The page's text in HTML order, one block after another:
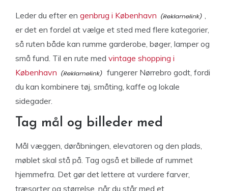
Leder du efter en genbrug i København
,
er det en fordel at vælge et sted med flere kategorier,
så ruten både kan rumme garderobe, bøger, lamper og
små fund. Til en rute med vintage shopping i
København
fungerer Nørrebro godt, fordi
du kan kombinere tøj, småting, kaffe og lokale
sidegader.
Tag mål og billeder med
Mål væggen, døråbningen, elevatoren og den plads,
møblet skal stå på. Tag også et billede af rummet
hjemmefra. Det gør det lettere at vurdere farver,
træsorter og størrelse, når du står med et